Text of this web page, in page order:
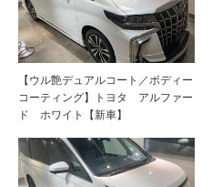
【ウル艶デュアルコート／ボディー
コーティング】トヨタ アルファー
ド ホワイト【新車】